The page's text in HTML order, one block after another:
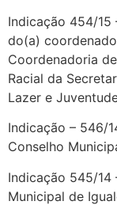
Indicação 454/15
do(a)
Coordenadoria
Racial da
Lazer e
Indicação – 546/
Conselho
Indicação 545/14
Municipal de